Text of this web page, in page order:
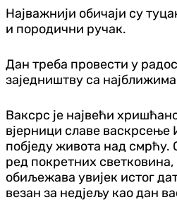
Најважнији обичаји су
и породични ручак.
Дан треба провести у
заједништву са
Ваксрс је највећи
вјерници славе васкрсење
побједу живота над смрћу.
ред покретних
обиљежава увијек истог
везан за недјељу као дан